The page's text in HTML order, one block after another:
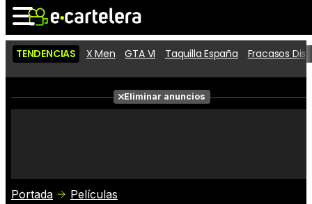
Noticias
Cartelera
Críticas
TENDENCIAS X Men GTA VI Taquilla España Fracasos
Eliminar anuncios
Portada Películas